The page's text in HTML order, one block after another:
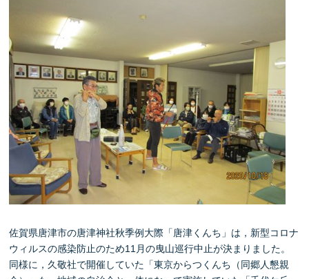
佐賀県唐津市の唐津神社秋季例大際「唐津くんち」は，新型コロナ
ウィルスの感染防止のため11月の曳山巡行中止が決まりました。
同様に，久敬社で開催していた「東京からつくんち（同郷人懇親